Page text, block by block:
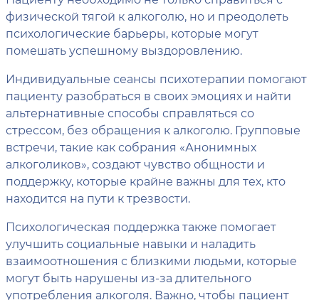
физической тягой к алкоголю, но и преодолеть
психологические барьеры, которые могут
помешать успешному выздоровлению.
Индивидуальные сеансы психотерапии помогают
пациенту разобраться в своих эмоциях и найти
альтернативные способы справляться со
стрессом, без обращения к алкоголю. Групповые
встречи, такие как собрания «Анонимных
алкоголиков», создают чувство общности и
поддержку, которые крайне важны для тех, кто
находится на пути к трезвости.
Психологическая поддержка также помогает
улучшить социальные навыки и наладить
взаимоотношения с близкими людьми, которые
могут быть нарушены из-за длительного
употребления алкоголя. Важно, чтобы пациент